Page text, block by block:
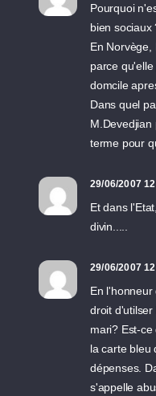
Pourquoi
bien sociaux
En Norvège,
parce
domcile
Dans quel
M.Devedjian
terme pour
29/06/2007
Et dans
divin.....
29/06/2007
En
droit
mari? Est-
la carte bleu
dépenses.
s'appelle